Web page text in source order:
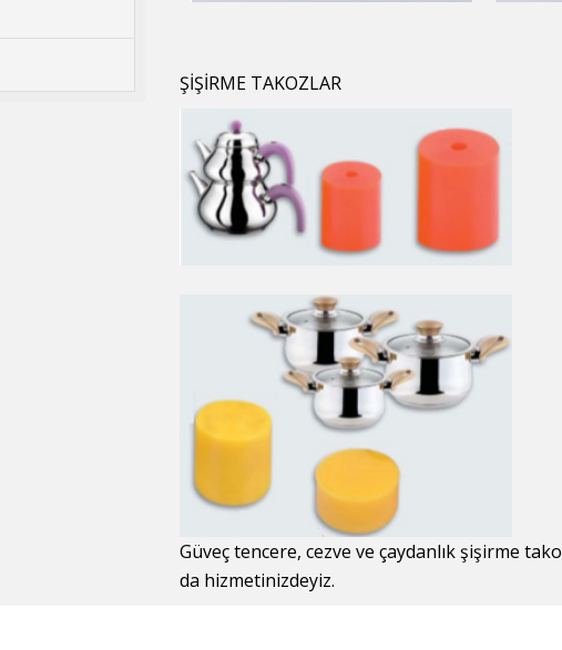
ŞİŞİRME TAKOZLAR
Güveç tencere, cezve ve çaydanlık şişirme
da hizmetinizdeyiz.